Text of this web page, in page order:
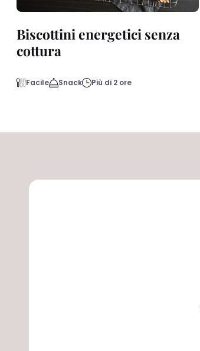
Biscottini energetici senza
cottura
Facile Snack Più di 2 ore